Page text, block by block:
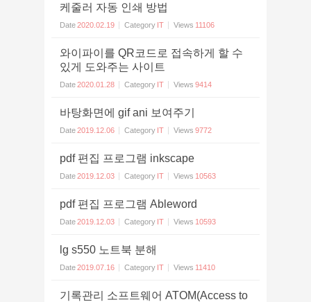
케줄러 자동 인쇄 방법
Date2020.02.19 Category IT Views 11106
와이파이를 QR코드로 접속하게 할 수
있게 도와주는 사이트
Date2020.01.28 Category IT Views 9414
바탕화면에 gif ani 보여주기
Date2019.12.06 Category IT Views 9772
pdf 편집 프로그램 inkscape
Date2019.12.03 Category IT Views 10563
pdf 편집 프로그램 Ableword
Date2019.12.03 Category IT Views 10593
lg s550 노트북 분해
Date2019.07.16 Category IT Views 11410
기록관리 소프트웨어 ATOM(Access to